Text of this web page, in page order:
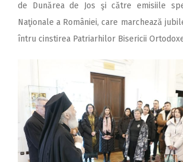
de Dunărea de Jos şi către emisiile
Naţionale a României, care marchează
întru cinstirea Patriarhilor Bisericii